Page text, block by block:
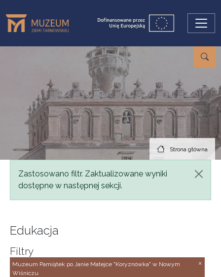
Strona główna
Komunikat
Zastosowano filtr. Zaktualizowane wyniki
dostępne w następnej sekcji.
Edukacja
Filtry
Muzeum Pamiątek po Janie Matejce "Koryznówka" w Nowym
Wiśniczu